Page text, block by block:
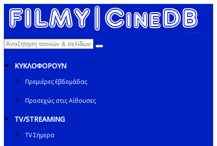
ΚΥΚΛΟΦΟΡΟΥΝ
Πρεμιέρες Εβδομάδας
Προσεχώς στις Αίθουσες
TV/STREAMING
TV Σήμερα